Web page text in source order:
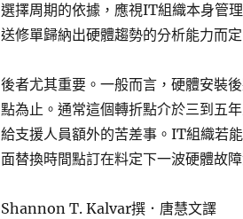
選擇周期的依據，應視IT組織本身管
送修單歸納出硬體趨勢的分析能力而定
後者尤其重要。一般而言，硬體安裝
點為止。通常這個轉折點介於三到五
給支援人員額外的苦差事。IT組織若
面替換時間點訂在料定下一波硬體故
Shannon T. Kalvar撰．唐慧文